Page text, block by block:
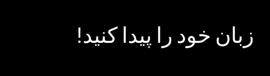
زبان خود را پیدا کنید!